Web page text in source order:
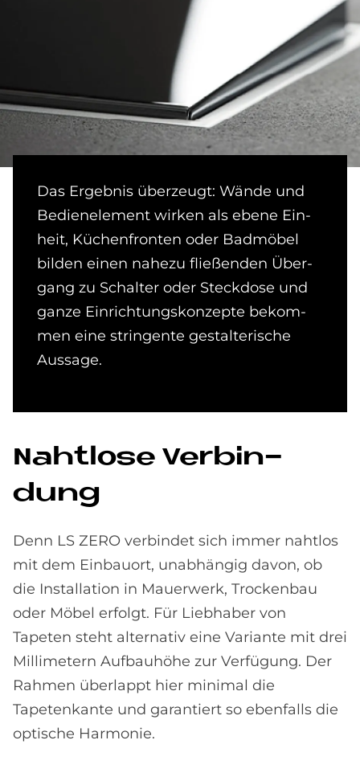
Das Ergebnis überzeugt: Wände und
Bedien­ele­ment wirken als ebene Ein­
heit, Küchen­­fron­­ten oder Bad­möbel
bilden einen nahezu fließen­­den Über­
gang zu Schalter oder Steck­dose und
ganze Ein­­richtungs­­kon­­zep­te be­kom­
men eine stringente ge­stalterische
Aussage.
Naht­lo­se Ver­bin­
dung
Denn LS ZERO verbindet sich immer nahtlos
mit dem Einbauort, unabhängig davon, ob
die Installation in Mauerwerk, Trockenbau
oder Möbel erfolgt. Für Liebhaber von
Tapeten steht alternativ eine Variante mit drei
Millimetern Aufbauhöhe zur Verfügung. Der
Rahmen überlappt hier minimal die
Tapetenkante und garantiert so ebenfalls die
optische Harmonie.